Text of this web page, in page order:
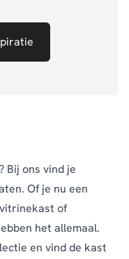
Bij ons vind je
Of je nu een
of
het allemaal.
en vind de kast